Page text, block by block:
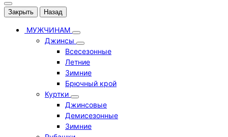
Закрыть Назад
МУЖЧИНАМ
Джинсы
Всесезонные
Летние
Зимние
Брючный крой
Куртки
Джинсовые
Демисезонные
Зимние